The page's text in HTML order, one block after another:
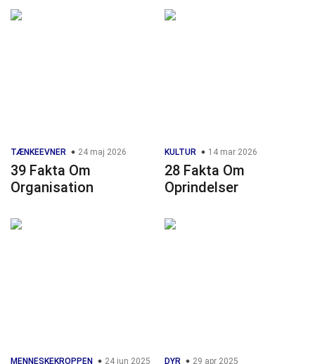
TÆNKEEVNER 24 maj 2026
39 Fakta Om
Organisation
KULTUR 14 mar 2026
28 Fakta Om
Oprindelser
MENNESKEKROPPEN 24 jun 2025 DYR 29 apr 2025